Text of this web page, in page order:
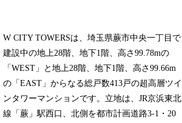
W CITY TOWERSは、埼玉県蕨市中央一丁目で
建設中の地上28階、地下1階、高さ99.78mの
「WEST」と地上28階、地下1階、高さ99.66m
の「EAST」からなる総戸数413戸の超高層ツイ
ンタワーマンションです。立地は、JR京浜東北
線「蕨」駅西口、北側を都市計画道路3-1・20